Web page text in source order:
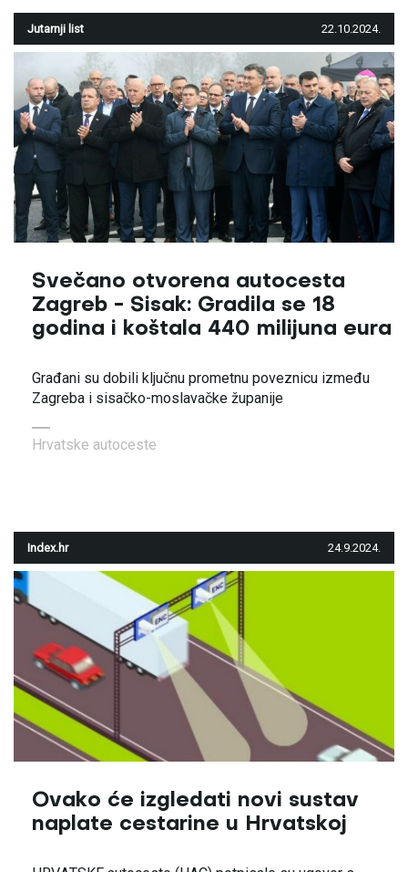
Jutarnji list 22.10.2024.
Svečano otvorena autocesta
Zagreb - Sisak: Gradila se 18
godina i koštala 440 milijuna eura
Građani su dobili ključnu prometnu poveznicu između
Zagreba i sisačko-moslavačke županije
Hrvatske autoceste
Index.hr 24.9.2024.
Ovako će izgledati novi sustav
naplate cestarine u Hrvatskoj